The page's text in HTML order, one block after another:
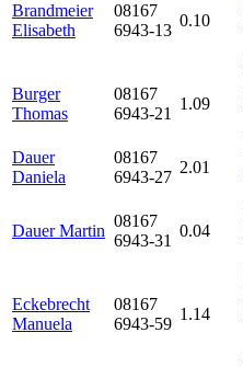
Brandmeier
Elisabeth
08167
6943-13
0.10
Burger
Thomas
08167
6943-21
1.09
Dauer
Daniela
08167
6943-27
2.01
Dauer Martin
08167
6943-31
0.04
Eckebrecht
Manuela
08167
6943-59
1.14